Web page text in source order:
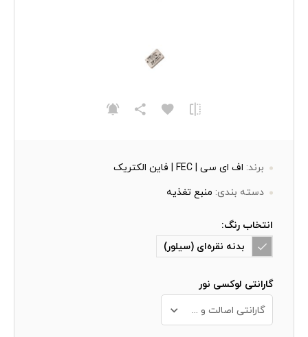
برند: اف ای سی | FEC | فاین الکتریک
دسته بندی: منبع تغذیه
انتخاب رنگ:
بدنه نقره‌ای (سیلور)
گارانتی لوکسی نور
گارانتی اصالت و سلامت فیزیکی کالا + 10 سال خدمات پس از فروش